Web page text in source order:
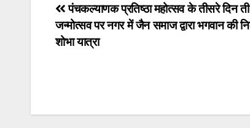
Post
navigation
पंचकल्याणक प्रतिष्ठा महोत्सव के तीसरे दिन
जन्मोत्सव पर नगर में जैन समाज द्वारा भगवान की
शोभा यात्रा